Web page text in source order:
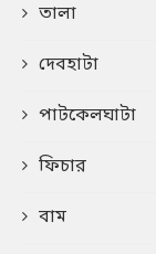
তালা
দেবহাটা
পাটকেলঘাটা
ফিচার
বাম